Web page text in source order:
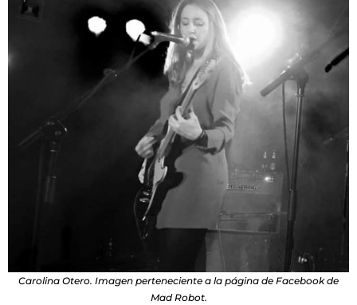
Carolina Otero. Imagen perteneciente a la página de Facebook de
Mad Robot.